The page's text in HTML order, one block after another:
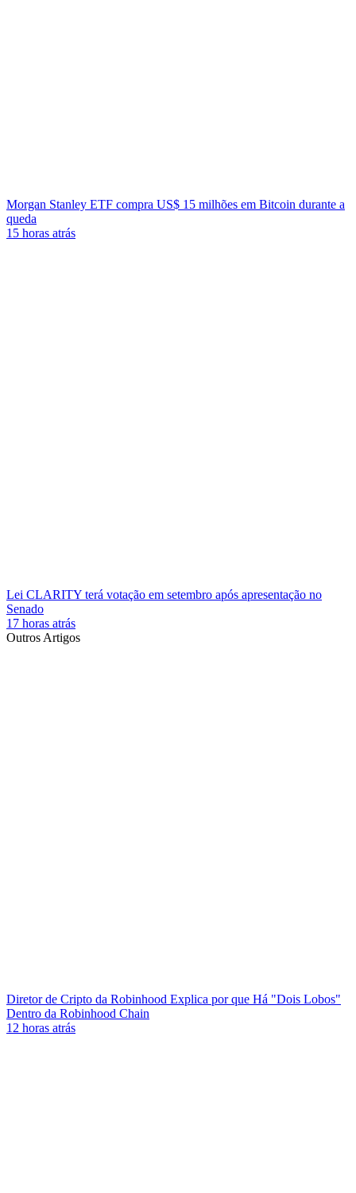
Morgan Stanley ETF compra US$ 15 milhões em Bitcoin durante a
queda
15 horas atrás
Lei CLARITY terá votação em setembro após apresentação no
Senado
17 horas atrás
Outros Artigos
Diretor de Cripto da Robinhood Explica por que Há "Dois Lobos"
Dentro da Robinhood Chain
12 horas atrás